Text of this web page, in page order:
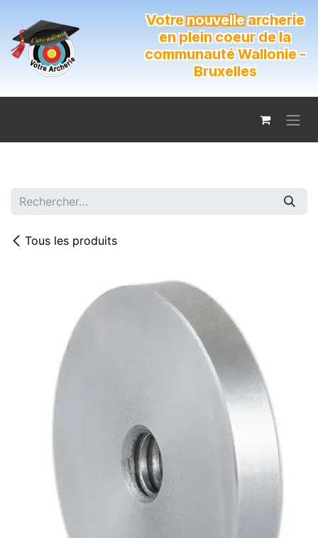
Votrenouvellearcherie
en plein coeur de la
communauté Wallonie -
Bruxelles
Tous les produits